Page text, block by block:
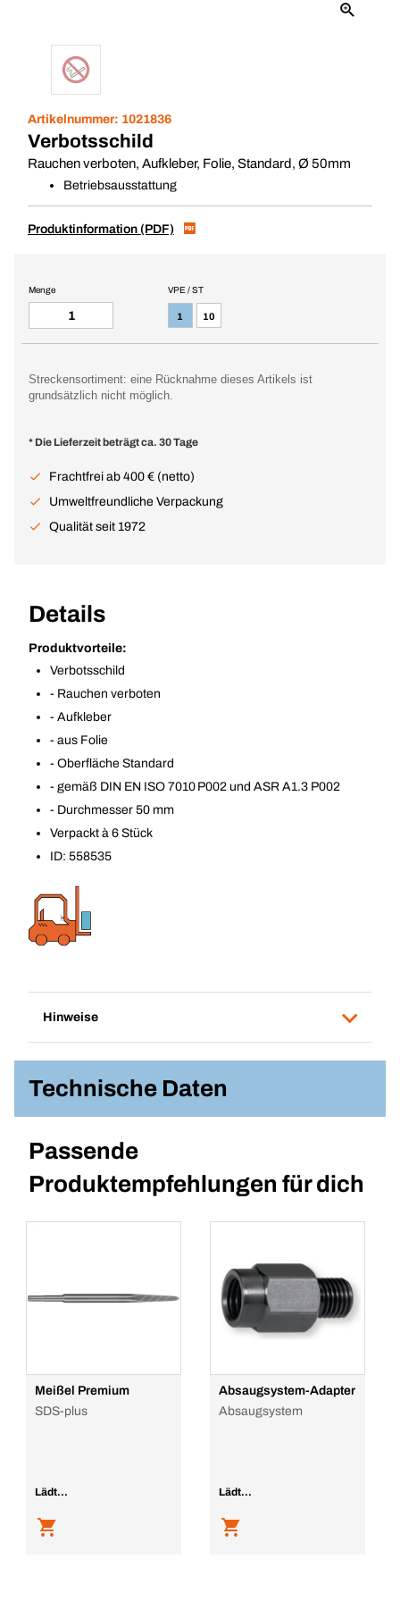
Artikelnummer: 1021836
Verbotsschild
Rauchen verboten, Aufkleber, Folie, Standard, Ø 50mm
Betriebsausstattung
Produktinformation (PDF)
VPE / ST
1 10
Menge
Streckensortiment: eine Rücknahme dieses Artikels ist
grundsätzlich nicht möglich.
* Die Lieferzeit beträgt ca. 30 Tage
Frachtfrei ab 400 € (netto)
Umweltfreundliche Verpackung
Qualität seit 1972
Details
Produktvorteile:
Verbotsschild
- Rauchen verboten
- Aufkleber
- aus Folie
- Oberfläche Standard
- gemäß DIN EN ISO 7010 P002 und ASR A1.3 P002
- Durchmesser 50 mm
Verpackt à 6 Stück
ID: 558535
Hinweise
Technische Daten
Passende
Produktempfehlungen für dich
Meißel Premium
SDS-plus
Lädt...
Absaugsystem-Adapter
Absaugsystem
Lädt...